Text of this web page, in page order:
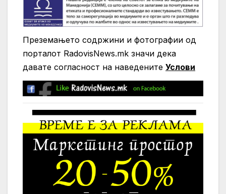
Преземањето содржини и фотографии од
порталот RadovisNews.mk значи дека
давате согласност на нaведените Услови